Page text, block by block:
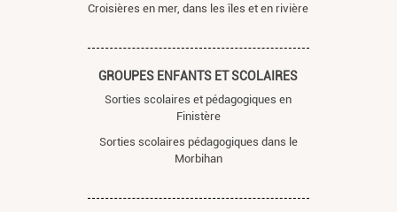
Croisières en mer, dans les îles et en rivière
GROUPES ENFANTS ET SCOLAIRES
Sorties scolaires et pédagogiques en
Finistère
Sorties scolaires pédagogiques dans le
Morbihan